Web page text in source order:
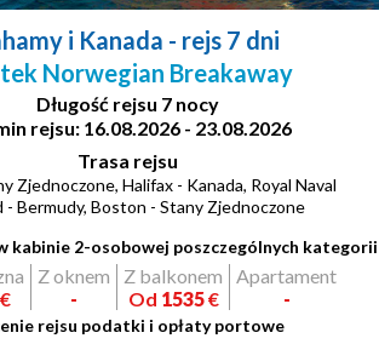
i Kanada - rejs 7 dni
Norwegian Breakaway
Długość rejsu 7 nocy
rejsu: 16.08.2026 - 23.08.2026
Trasa rejsu
Zjednoczone, Halifax - Kanada, Royal Naval
- Bermudy, Boston - Stany Zjednoczone
kabinie 2-osobowej poszczególnych kategorii
€
Z oknem
-
Z balkonem
Od 1535€
Apartament
-
rejsu podatki i opłaty portowe